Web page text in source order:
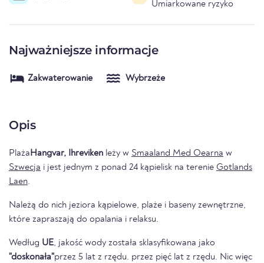
Umiarkowane ryzyko
Najważniejsze informacje
Zakwaterowanie Wybrzeże
Opis
PlażaHangvar, Ihreviken leży w Smaaland Med Oearna w
Szwecja i jest jednym z ponad 24 kąpielisk na terenie Gotlands
Laen.
Należą do nich jeziora kąpielowe, plaże i baseny zewnętrzne,
które zapraszają do opalania i relaksu.
Według UE, jakość wody została sklasyfikowana jako
"doskonała"przez 5 lat z rzędu. przez pięć lat z rzędu. Nic więc